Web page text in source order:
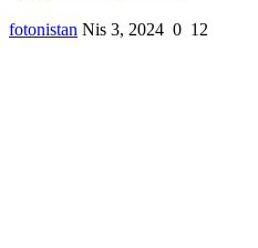
fotonistan Nis 3, 2024 0 12